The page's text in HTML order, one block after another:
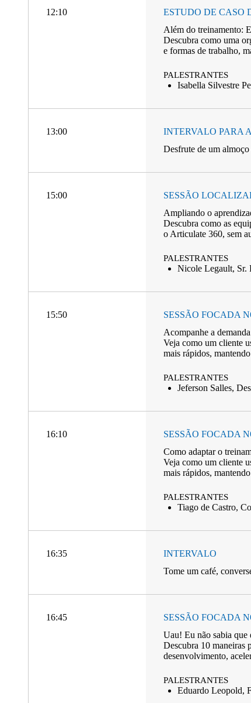
12:10
ESTUDO DE CASO
Além do treinamento:
Descubra como uma
e formas de trabalho,
PALESTRANTES
Isabella Silvestre
13:00
INTERVALO PARA
Desfrute de um almoço
15:00
SESSÃO
Ampliando o
Descubra como as
o Articulate 360, sem
PALESTRANTES
Nicole Legault, Sr.
15:50
SESSÃO FOCADA
Acompanhe a
Veja como um cliente
mais rápidos,
PALESTRANTES
Jeferson Salles,
16:10
SESSÃO FOCADA
Como adaptar o
Veja como um cliente
mais rápidos,
PALESTRANTES
Tiago de Castro,
16:35
INTERVALO
Tome um café,
16:45
SESSÃO FOCADA
Uau! Eu não sabia que
Descubra 10 maneiras
desenvolvimento,
PALESTRANTES
Eduardo Leopold,